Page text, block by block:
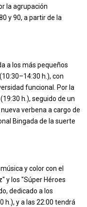
la agrupación
y 90, a partir de la
a los más pequeños
h.), con
funcional. Por la
h.), seguido de un
verbena a cargo de
Bingada de la suerte
y color con el
y los "Súper Héroes
dedicado a los
h.), y a las 22:00 tendrá